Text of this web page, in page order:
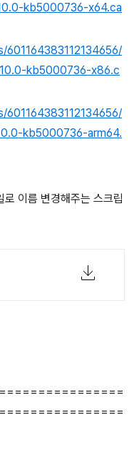
kb5000736-x64.ca
kb5000736-x86.c
kb5000736-arm64.
이름 변경해주는 스크립